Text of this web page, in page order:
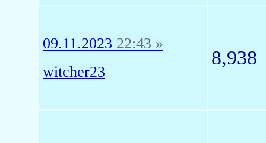
09.11.2023 22:43 »
witcher23
8,938